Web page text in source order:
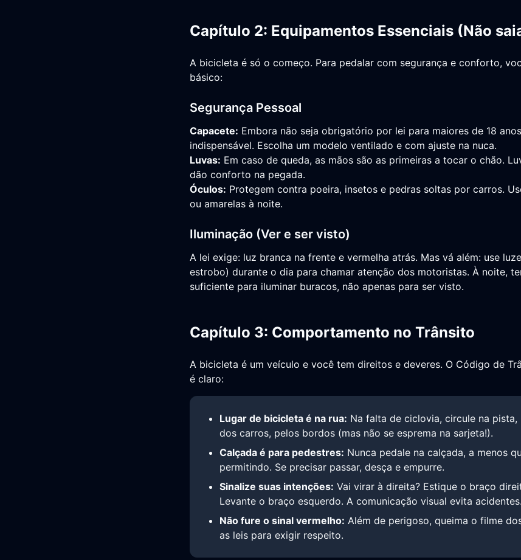
Capítulo 2: Equipamentos Essenciais (Não
A bicicleta é só o começo. Para pedalar com segurança e conforto,
básico:
Segurança Pessoal
Capacete: Embora não seja obrigatório por lei para maiores de 18
indispensável. Escolha um modelo ventilado e com ajuste na nuca.
Luvas: Em caso de queda, as mãos são as primeiras a tocar o chão.
dão conforto na pegada.
Óculos: Protegem contra poeira, insetos e pedras soltas por carros.
ou amarelas à noite.
Iluminação (Ver e ser visto)
A lei exige: luz branca na frente e vermelha atrás. Mas vá além: use
estrobo) durante o dia para chamar atenção dos motoristas. À noite,
suficiente para iluminar buracos, não apenas para ser visto.
Capítulo 3: Comportamento no Trânsito
A bicicleta é um veículo e você tem direitos e deveres. O Código de
é claro:
Lugar de bicicleta é na rua: Na falta de ciclovia, circule na pista,
dos carros, pelos bordos (mas não se esprema na sarjeta!).
Calçada é para pedestres: Nunca pedale na calçada, a menos
permitindo. Se precisar passar, desça e empurre.
Sinalize suas intenções: Vai virar à direita? Estique o braço
Levante o braço esquerdo. A comunicação visual evita acidentes.
Não fure o sinal vermelho: Além de perigoso, queima o filme
as leis para exigir respeito.